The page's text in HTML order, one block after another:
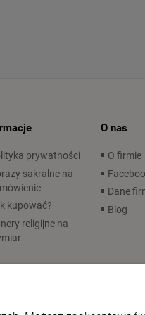
prywatności
sakralne na
kupować?
religijne na
O nas
O firmie
Dane
Blog